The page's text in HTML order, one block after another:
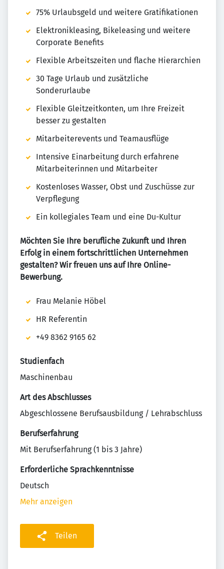
75% Urlaubsgeld und weitere Gratifikationen
Elektronikleasing, Bikeleasing und weitere
Corporate Benefits
Flexible Arbeitszeiten und flache Hierarchien
30 Tage Urlaub und zusätzliche
Sonderurlaube
Flexible Gleitzeitkonten, um Ihre Freizeit
besser zu gestalten
Mitarbeiterevents und Teamausflüge
Intensive Einarbeitung durch erfahrene
Mitarbeiterinnen und Mitarbeiter
Kostenloses Wasser, Obst und Zuschüsse zur
Verpflegung
Ein kollegiales Team und eine Du-Kultur
Möchten Sie Ihre berufliche Zukunft und Ihren
Erfolg in einem fortschrittlichen Unternehmen
gestalten? Wir freuen uns auf Ihre Online-
Bewerbung.
Frau Melanie Höbel
HR Referentin
+49 8362 9165 62
Studienfach
Maschinenbau
Art des Abschlusses
Abgeschlossene Berufsausbildung / Lehrabschluss
Berufserfahrung
Mit Berufserfahrung (1 bis 3 Jahre)
Erforderliche Sprachkenntnisse
Deutsch
Mehr anzeigen
Teilen